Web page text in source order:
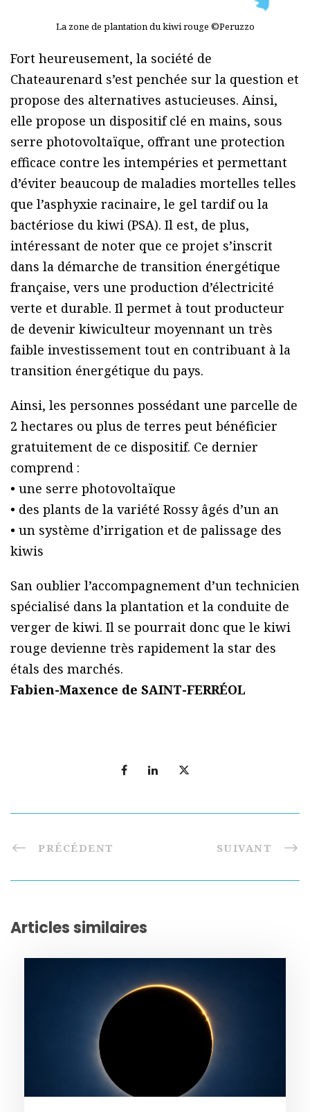
La zone de plantation du kiwi rouge ©Peruzzo
Fort heureusement, la société de
Chateaurenard s’est penchée sur la question et
propose des alternatives astucieuses. Ainsi,
elle propose un dispositif clé en mains, sous
serre photovoltaïque, offrant une protection
efficace contre les intempéries et permettant
d’éviter beaucoup de maladies mortelles telles
que l’asphyxie racinaire, le gel tardif ou la
bactériose du kiwi (PSA). Il est, de plus,
intéressant de noter que ce projet s’inscrit
dans la démarche de transition énergétique
française, vers une production d’électricité
verte et durable. Il permet à tout producteur
de devenir kiwiculteur moyennant un très
faible investissement tout en contribuant à la
transition énergétique du pays.
Ainsi, les personnes possédant une parcelle de
2 hectares ou plus de terres peut bénéficier
gratuitement de ce dispositif. Ce dernier
comprend :
• une serre photovoltaïque
• des plants de la variété Rossy âgés d’un an
• un système d’irrigation et de palissage des
kiwis
San oublier l’accompagnement d’un technicien
spécialisé dans la plantation et la conduite de
verger de kiwi. Il se pourrait donc que le kiwi
rouge devienne très rapidement la star des
étals des marchés.
Fabien-Maxence de SAINT-FERRÉOL
PRÉCÉDENT SUIVANT
Articles similaires